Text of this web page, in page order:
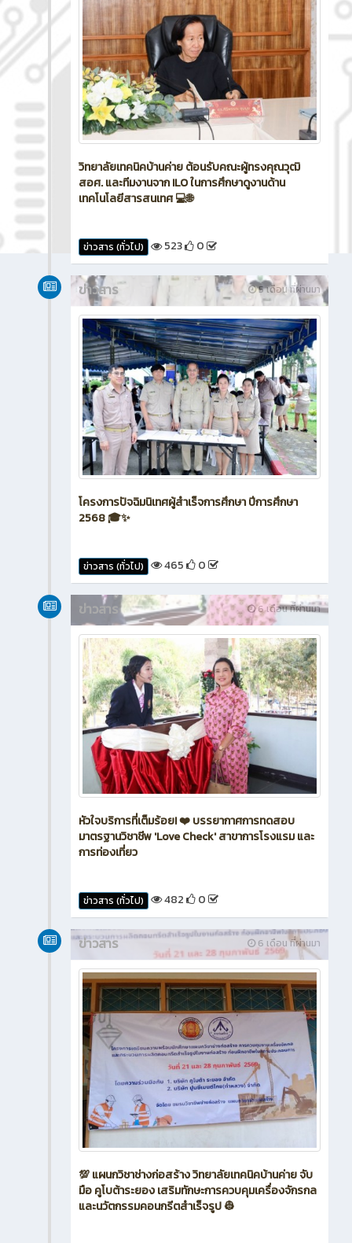
วิทยาลัยเทคนิคบ้านค่าย ต้อนรับคณะผู้ทรงคุณวุฒิ
สอศ. และทีมงานจาก ILO ในการศึกษาดูงานด้าน
เทคโนโลยีสารสนเทศ 💻🌐
ข่าวสาร (ทั่วไป) 523 0
5 เดือน ที่ผ่านมา
ข่าวสาร
โครงการปัจฉิมนิเทศผู้สำเร็จการศึกษา ปีการศึกษา
2568 🎓✨
ข่าวสาร (ทั่วไป) 465 0
6 เดือน ที่ผ่านมา
ข่าวสาร
หัวใจบริการที่เต็มร้อย! ❤️ บรรยากาศการทดสอบ
มาตรฐานวิชาชีพ 'Love Check' สาขาการโรงแรม และ
การท่องเที่ยว
ข่าวสาร (ทั่วไป) 482 0
6 เดือน ที่ผ่านมา
ข่าวสาร
💯 แผนกวิชาช่างก่อสร้าง วิทยาลัยเทคนิคบ้านค่าย จับ
มือ คูโบต้าระยอง เสริมทักษะการควบคุมเครื่องจักรกล
และนวัตกรรมคอนกรีตสำเร็จรูป 👷